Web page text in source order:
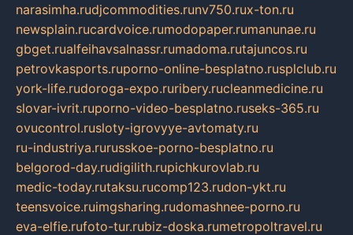
narasimha.rudjcommodities.runv750.rux-ton.ru
newsplain.rucardvoice.rumodopaper.rumanunae.ru
gbget.rualfeihavsalnassr.rumadoma.rutajuncos.ru
petrovkasports.ruporno-online-besplatno.rusplclub.ru
york-life.rudoroga-expo.ruribery.rucleanmedicine.ru
slovar-ivrit.ruporno-video-besplatno.ruseks-365.ru
ovucontrol.rusloty-igrovyye-avtomaty.ru
ru-industriya.rurusskoe-porno-besplatno.ru
belgorod-day.rudigilith.rupichkurovlab.ru
medic-today.rutaksu.rucomp123.rudon-ykt.ru
teensvoice.ruimgsharing.rudomashnee-porno.ru
eva-elfie.rufoto-tur.rubiz-doska.rumetropoltravel.ru